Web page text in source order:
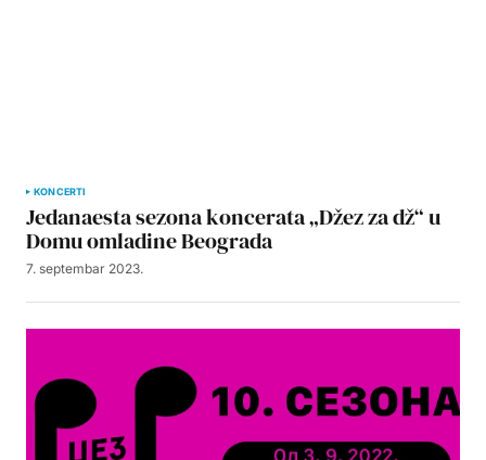
KONCERTI
Jedanaesta sezona koncerata „Džez za dž“ u
Domu omladine Beograda
7. septembar 2023.